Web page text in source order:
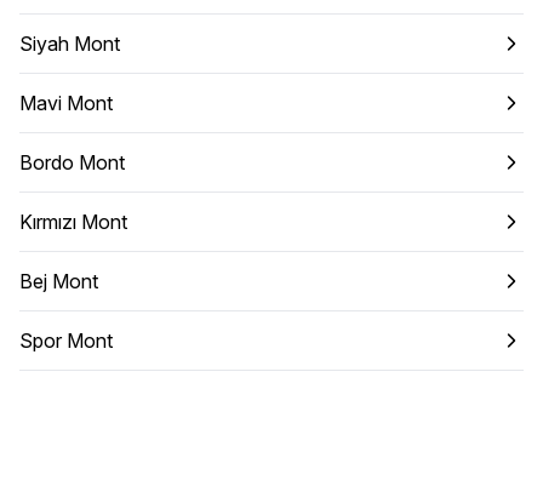
Siyah Mont
Mavi Mont
Bordo Mont
Kırmızı Mont
Bej Mont
Spor Mont